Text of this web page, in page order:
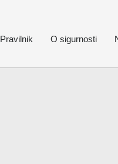
Pravilnik O sigurnosti